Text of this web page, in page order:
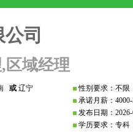
司
区域经理
或 辽宁
性别要求：不限
承诺月薪：4000-
发布日期：
学历要求：专科